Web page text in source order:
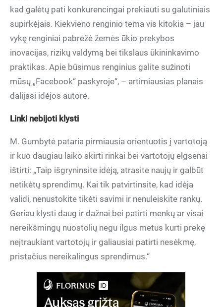
kad galėtų pati konkurencingai prekiauti su galutiniais
supirkėjais. Kiekvieno renginio tema vis kitokia – jau
vykę renginiai pabrėžė žemės ūkio prekybos
inovacijas, rizikų valdymą bei tikslaus ūkininkavimo
praktikas. Apie būsimus renginius galite sužinoti
mūsų „Facebook“ paskyroje“, – artimiausias planais
dalijasi idėjos autorė.
Linki nebijoti klysti
M. Gumbytė pataria pirmiausia orientuotis į vartotoją
ir kuo daugiau laiko skirti rinkai bei vartotojų elgsenai
ištirti: „Taip išgryninsite idėją, atrasite naujų ir galbūt
netikėtų sprendimų. Kai tik patvirtinsite, kad idėja
validi, nenustokite tikėti savimi ir nenuleiskite rankų.
Geriau klysti daug ir dažnai bei patirti menkų ar visai
nereikšmingų nuostolių negu ilgus metus kurti prekę
neįtraukiant vartotojų ir galiausiai patirti nesėkmę,
pristačius nereikalingus sprendimus.“